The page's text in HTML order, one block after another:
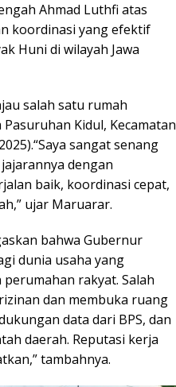
Ahmad Luthfi atas
koordinasi yang efektif
Huni di wilayah Jawa
salah satu rumah
Kidul, Kecamatan
sangat senang
dengan
baik, koordinasi cepat,
ujar Maruarar.
bahwa Gubernur
dunia usaha yang
rakyat. Salah
dan membuka ruang
data dari BPS, dan
daerah. Reputasi kerja
tambahnya.